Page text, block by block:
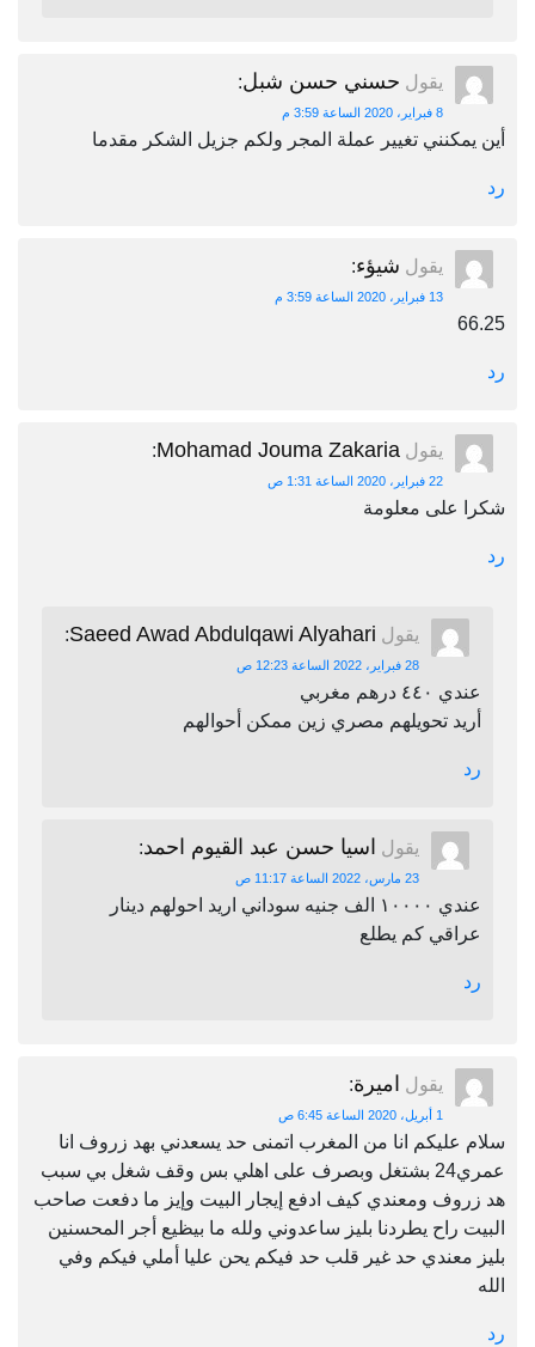
يقول حسني حسن شبل:
8 فبراير، 2020 الساعة 3:59 م
أين يمكنني تغيير عملة المجر ولكم جزيل الشكر مقدما
رد
يقول شيؤء:
13 فبراير، 2020 الساعة 3:59 م
66.25
رد
يقول Mohamad Jouma Zakaria
:
22 فبراير، 2020 الساعة 1:31 ص
شكرا على معلومة
رد
يقول Saeed Awad Abdulqawi Alyahari
:
28 فبراير، 2022 الساعة 12:23 ص
عندي ٤٤٠ درهم مغربي
أريد تحويلهم مصري زين ممكن أحوالهم
رد
يقول اسيا حسن عبد القيوم احمد:
23 مارس، 2022 الساعة 11:17 ص
عندي ١٠٠٠٠ الف جنيه سوداني اريد احولهم دينار
عراقي كم يطلع
رد
يقول اميرة:
1 أبريل، 2020 الساعة 6:45 ص
سلام عليكم انا من المغرب اتمنى حد يسعدني بهد زروف انا
عمري24 بشتغل وبصرف على اهلي بس وقف شغل بي سبب
هد زروف ومعندي كيف ادفع إيجار البيت وإيز ما دفعت صاحب
البيت راح يطردنا بليز ساعدوني ولله ما بيظيع أجر المحسنين
بليز معندي حد غير قلب حد فيكم يحن عليا أملي فيكم وفي
الله
رد